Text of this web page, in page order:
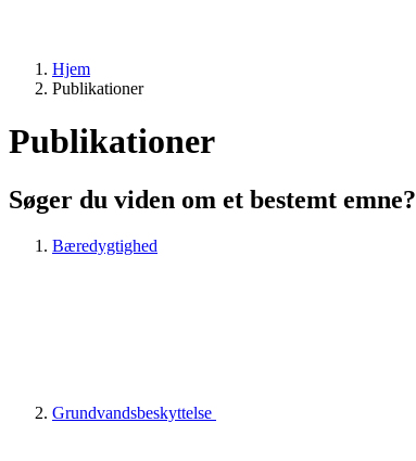
Hjem
Publikationer
Publikationer
Søger du viden om et bestemt emne?
Bæredygtighed
Grundvandsbeskyttelse